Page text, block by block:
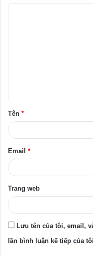
ậ
n
Tên *
Email *
Trang web
Lưu tên của tôi, email,
lần bình luận kế tiếp của